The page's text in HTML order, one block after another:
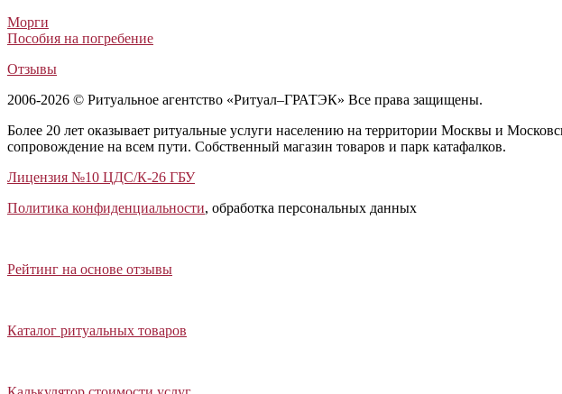
Морги
Пособия на погребение
Отзывы
2006-2026 © Ритуальное агентство «Ритуал–ГРАТЭК» Все права защищены.
Более 20 лет оказывает ритуальные услуги населению на территории Москвы и
сопровождение на всем пути. Собственный магазин товаров и парк катафалков.
Лицензия №10 ЦДС/К-26 ГБУ
Политика конфиденциальности, обработка персональных данных
Рейтинг на основе отзывы
Каталог ритуальных товаров